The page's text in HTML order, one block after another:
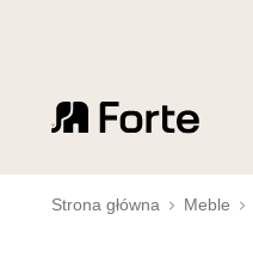
Strona główna Meble